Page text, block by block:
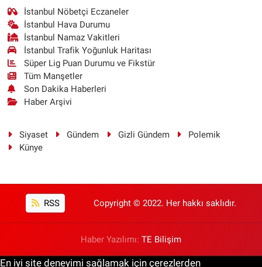
İstanbul Nöbetçi Eczaneler
İstanbul Hava Durumu
İstanbul Namaz Vakitleri
İstanbul Trafik Yoğunluk Haritası
Süper Lig Puan Durumu ve Fikstür
Tüm Manşetler
Son Dakika Haberleri
Haber Arşivi
Siyaset Gündem Gizli Gündem
Polemik
Künye
RSS Copyright © 2022. Her hakkı saklıdır.
Haber Yazılımı: TE Bilişim
En iyi site deneyimi sağlamak için çerezlerden